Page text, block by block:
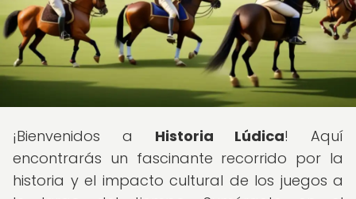
¡Bienvenidos a Historia Lúdica! Aquí
encontrarás un fascinante recorrido por la
historia y el impacto cultural de los juegos a